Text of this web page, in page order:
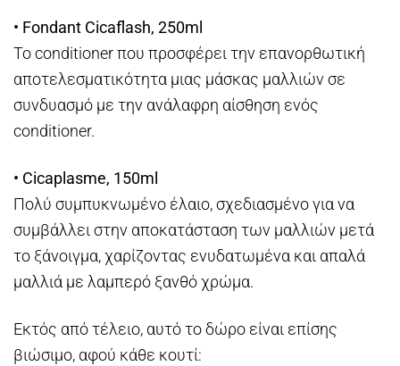
• Fondant Cicaflash, 250ml
Το conditioner που προσφέρει την επανορθωτική
αποτελεσματικότητα μιας μάσκας μαλλιών σε
συνδυασμό με την ανάλαφρη αίσθηση ενός
conditioner.
• Cicaplasme, 150ml
Πολύ συμπυκνωμένο έλαιο, σχεδιασμένο για να
συμβάλλει στην αποκατάσταση των μαλλιών μετά
το ξάνοιγμα, χαρίζοντας ενυδατωμένα και απαλά
μαλλιά με λαμπερό ξανθό χρώμα.
Εκτός από τέλειο, αυτό το δώρο είναι επίσης
βιώσιμο, αφού κάθε κουτί: